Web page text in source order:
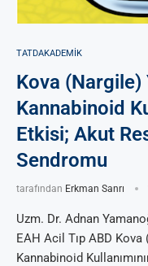
TATDAKADEMIK
Kova
Kannabinoid
Etkisi; Akut
Sendromu
tarafından Erkman Sanrı
Uzm. Dr. Adnan
EAH Acil Tıp ABD
Kannabinoid